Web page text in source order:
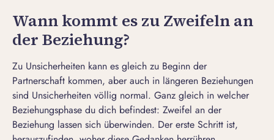
Wann kommt es zu Zweifeln an
der Beziehung?
Zu Unsicherheiten kann es gleich zu Beginn der
Partnerschaft kommen, aber auch in längeren Beziehungen
sind Unsicherheiten völlig normal. Ganz gleich in welcher
Beziehungsphase du dich befindest: Zweifel an der
Beziehung lassen sich überwinden. Der erste Schritt ist,